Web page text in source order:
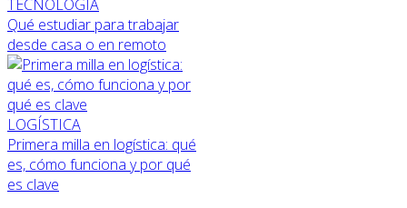
TECNOLOGÍA
Qué estudiar para trabajar
desde casa o en remoto
LOGÍSTICA
Primera milla en logística: qué
es, cómo funciona y por qué
es clave